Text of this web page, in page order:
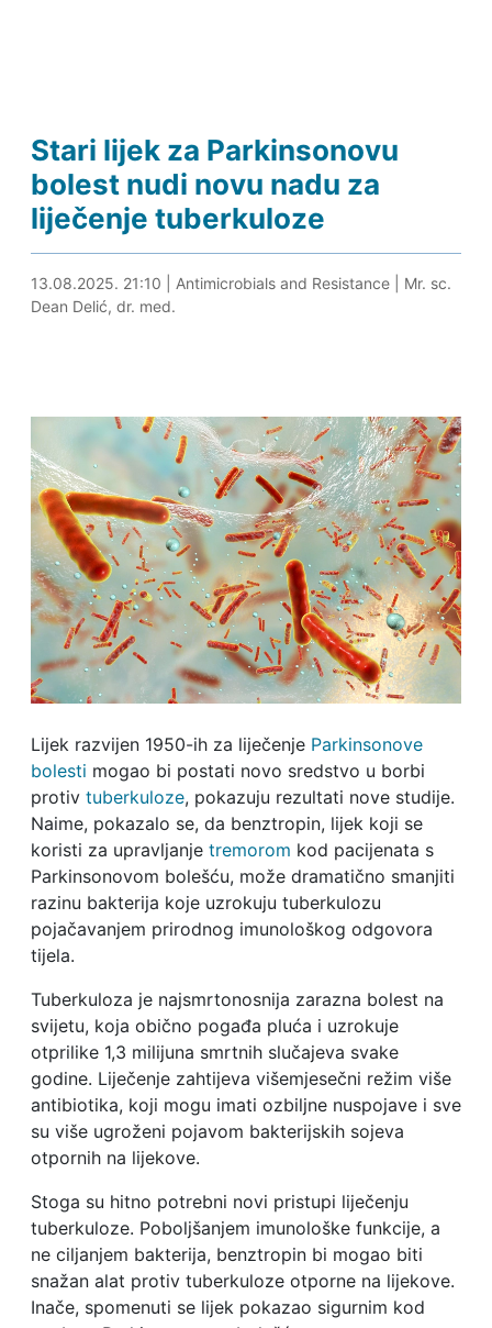
Stari lijek za Parkinsonovu
bolest nudi novu nadu za
liječenje tuberkuloze
13.08.2025. 21:41
13.08.2025. 21:10 Antimicrobials and Resistance| Mr. sc.
Dean Delić, dr. med.
Lijek razvijen 1950-ih za liječenje Parkinsonove
bolesti mogao bi postati novo sredstvo u borbi
protiv tuberkuloze, pokazuju rezultati nove studije.
Naime, pokazalo se, da benztropin, lijek koji se
koristi za upravljanje tremorom kod pacijenata s
Parkinsonovom bolešću, može dramatično smanjiti
razinu bakterija koje uzrokuju tuberkulozu
pojačavanjem prirodnog imunološkog odgovora
tijela.
Tuberkuloza je najsmrtonosnija zarazna bolest na
svijetu, koja obično pogađa pluća i uzrokuje
otprilike 1,3 milijuna smrtnih slučajeva svake
godine. Liječenje zahtijeva višemjesečni režim više
antibiotika, koji mogu imati ozbiljne nuspojave i sve
su više ugroženi pojavom bakterijskih sojeva
otpornih na lijekove.
Stoga su hitno potrebni novi pristupi liječenju
tuberkuloze. Poboljšanjem imunološke funkcije, a
ne ciljanjem bakterija, benztropin bi mogao biti
snažan alat protiv tuberkuloze otporne na lijekove.
Inače, spomenuti se lijek pokazao sigurnim kod